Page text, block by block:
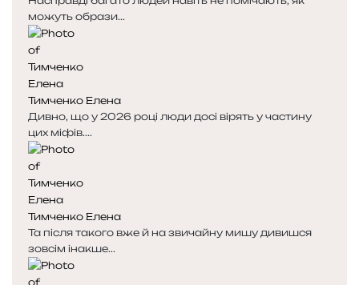
можуть образи...
Тимченко Елена
Дивно, що у 2026 році люди досі вірять у частину
цих міфів....
Тимченко Елена
Та після такого вже й на звичайну мишу дивишся
зовсім інакше...